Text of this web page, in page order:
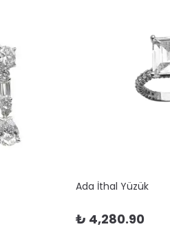
Ada İthal Yüzük
₺ 4,280.90